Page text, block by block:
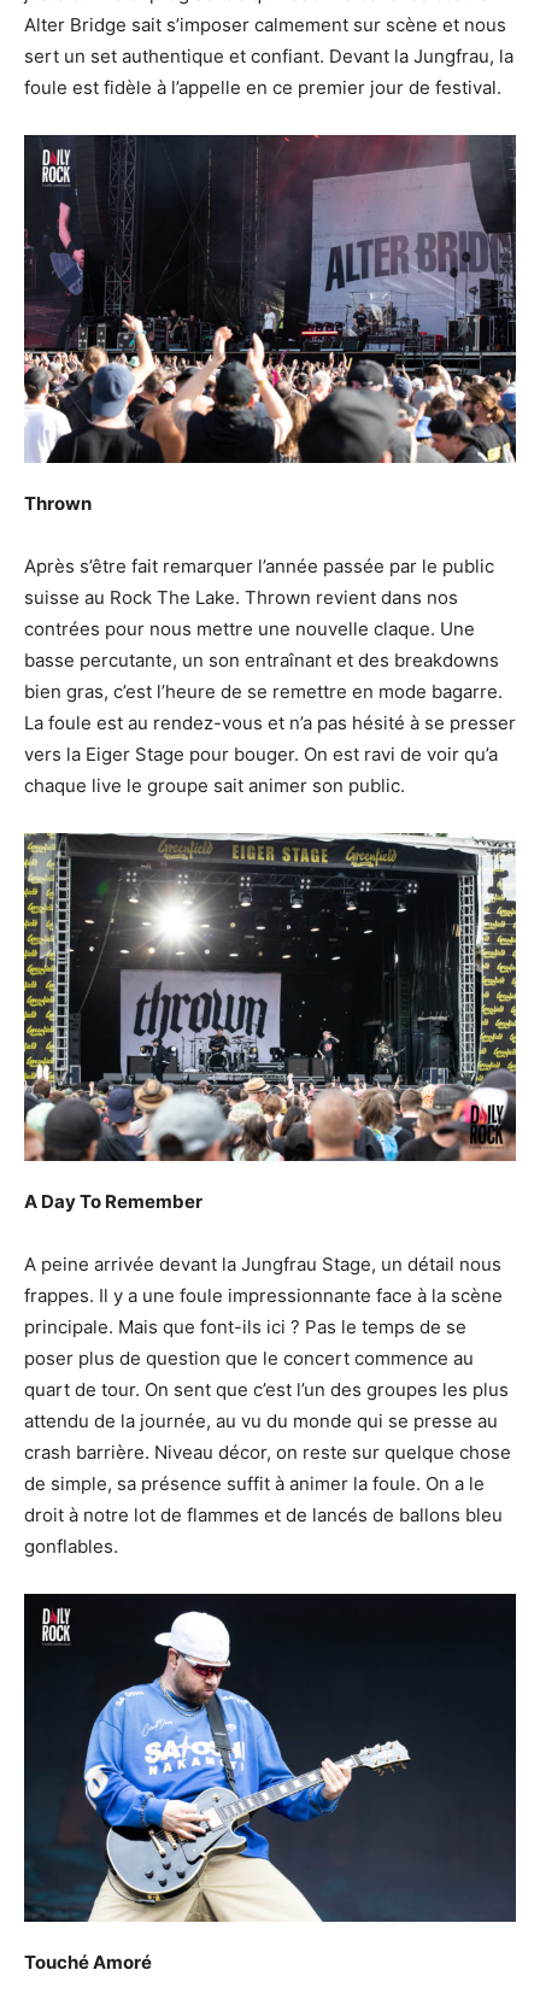
Alter Bridge sait s’imposer calmement sur scène et nous
sert un set authentique et confiant. Devant la Jungfrau, la
foule est fidèle à l’appelle en ce premier jour de festival.
Thrown
Après s’être fait remarquer l’année passée par le public
suisse au Rock The Lake. Thrown revient dans nos
contrées pour nous mettre une nouvelle claque. Une
basse percutante, un son entraînant et des breakdowns
bien gras, c’est l’heure de se remettre en mode bagarre.
La foule est au rendez-vous et n’a pas hésité à se presser
vers la Eiger Stage pour bouger. On est ravi de voir qu’a
chaque live le groupe sait animer son public.
A Day To Remember
A peine arrivée devant la Jungfrau Stage, un détail nous
frappes. Il y a une foule impressionnante face à la scène
principale. Mais que font-ils ici ? Pas le temps de se
poser plus de question que le concert commence au
quart de tour. On sent que c’est l’un des groupes les plus
attendu de la journée, au vu du monde qui se presse au
crash barrière. Niveau décor, on reste sur quelque chose
de simple, sa présence suffit à animer la foule. On a le
droit à notre lot de flammes et de lancés de ballons bleu
gonflables.
Touché Amoré